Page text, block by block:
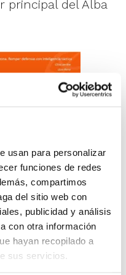
usan para personalizar
funciones de redes
compartimos
del sitio web con
publicidad y análisis
con otra información
hayan recopilado a
sus servicios.
principal del Alba
explicó una
con el
varios matices
y las ventajas
al uso del